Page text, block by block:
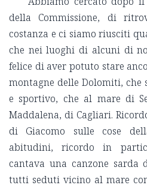
della Commissione, di
costanza e ci siamo riusciti
che nei luoghi di alcuni di
felice di aver potuto stare
montagne delle Dolomiti, che
e sportivo, che al mare di
Maddalena, di Cagliari.
di Giacomo sulle cose
abitudini, ricordo in
cantava una canzone sarda
tutti seduti vicino al mare